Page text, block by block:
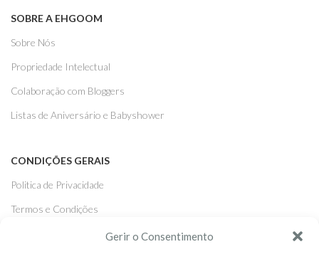
Gerir o Consentimento
SOBRE A EHGOOM
Sobre Nós
Propriedade Intelectual
Colaboração com Bloggers
Listas de Aniversário e Babyshower
CONDIÇÕES GERAIS
Politica de Privacidade
Termos e Condições